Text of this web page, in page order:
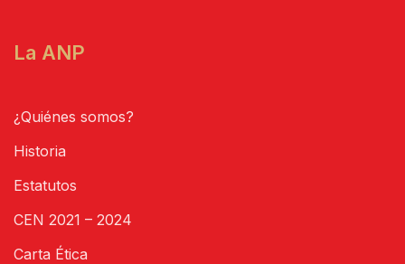
La ANP
¿Quiénes somos?
Historia
Estatutos
CEN 2021 – 2024
Carta Ética